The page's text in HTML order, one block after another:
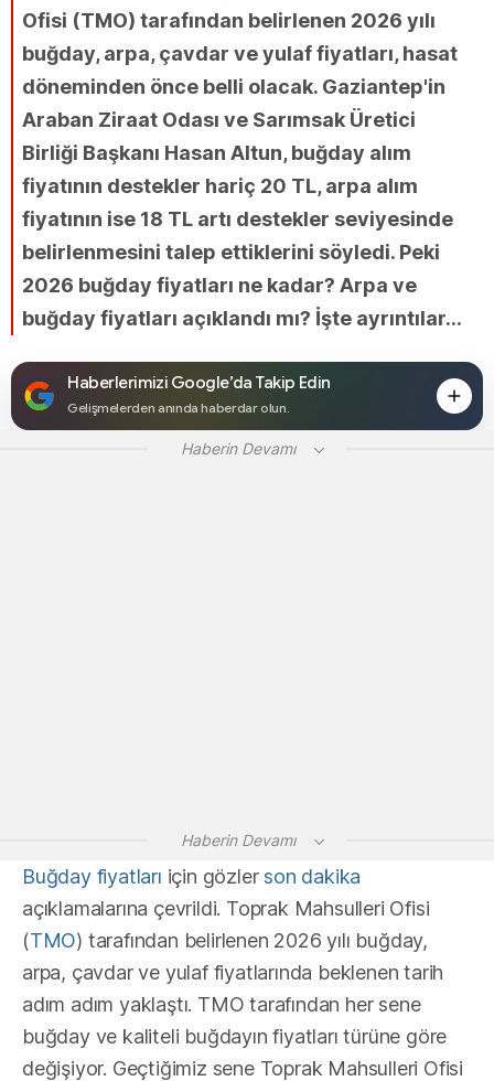
Ofisi (TMO) tarafından belirlenen 2026 yılı
buğday, arpa, çavdar ve yulaf fiyatları, hasat
döneminden önce belli olacak. Gaziantep'in
Araban Ziraat Odası ve Sarımsak Üretici
Birliği Başkanı Hasan Altun, buğday alım
fiyatının destekler hariç 20 TL, arpa alım
fiyatının ise 18 TL artı destekler seviyesinde
belirlenmesini talep ettiklerini söyledi. Peki
2026 buğday fiyatları ne kadar? Arpa ve
buğday fiyatları açıklandı mı? İşte ayrıntılar...
Haberlerimizi Google’da Takip Edin
Gelişmelerden anında haberdar olun.
Haberin Devamı
Haberin Devamı
Buğday fiyatları için gözlerson dakika
açıklamalarına çevrildi. Toprak Mahsulleri Ofisi
(TMO) tarafından belirlenen 2026 yılı buğday,
arpa, çavdar ve yulaf fiyatlarında beklenen tarih
adım adım yaklaştı. TMO tarafından her sene
buğday ve kaliteli buğdayın fiyatları türüne göre
değişiyor. Geçtiğimiz sene Toprak Mahsulleri Ofisi